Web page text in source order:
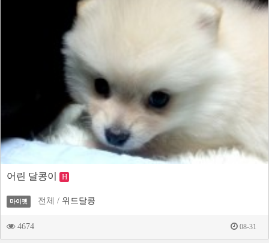
어린 달콩이 H
마이펫 전체 / 위드달콩
4674 08-31